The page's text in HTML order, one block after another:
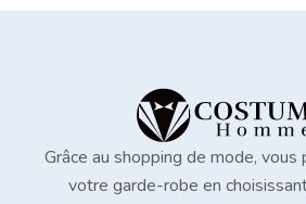
Grâce au shopping de mode, vous
votre garde-robe en